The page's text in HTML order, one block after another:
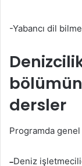
-Yabancı dil
dersler
Programda
–Deniz